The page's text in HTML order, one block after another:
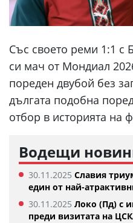
Със своето реми 1:1 с
си мач от Мондиал
пореден двубой без
дългата подобна
отбор в историята на
Водещи
30.11.2025 Славия
един от най-
30.11.2025 Локо (Пд) с
преди визитата на